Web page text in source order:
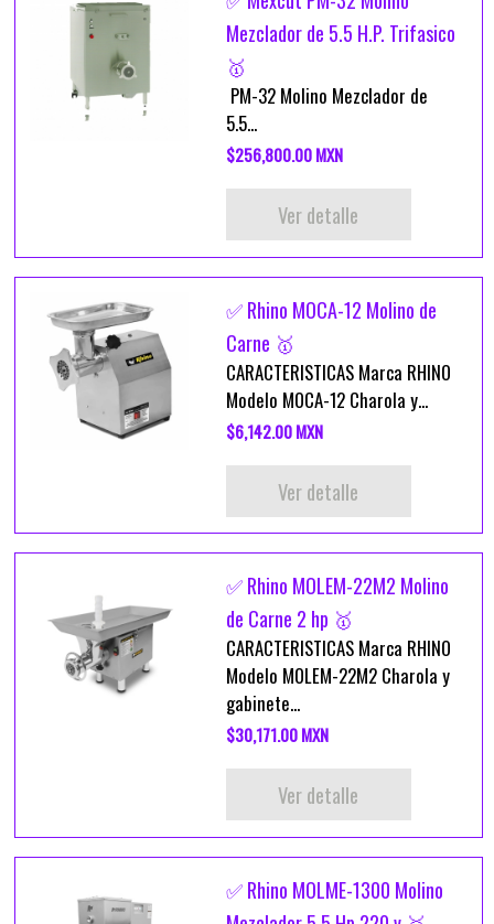
Mezclador de 5.5 H.P. Trifasico
🥇
PM-32 Molino Mezclador de
5.5...
$256,800.00 MXN
Ver detalle
✅ Rhino MOCA-12 Molino de
Carne 🥇
CARACTERISTICAS Marca RHINO
Modelo MOCA-12 Charola y...
$6,142.00 MXN
Ver detalle
✅ Rhino MOLEM-22M2 Molino
de Carne 2 hp 🥇
CARACTERISTICAS Marca RHINO
Modelo MOLEM-22M2 Charola y
gabinete...
$30,171.00 MXN
Ver detalle
✅ Rhino MOLME-1300 Molino